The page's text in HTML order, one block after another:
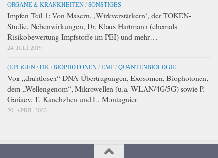
ORGANE & KRANKHEITEN/SONSTIGES
Impfen Teil 1: Von Masern, ‚Wirkverstärkern‘, der TOKEN-
Studie, Nebenwirkungen, Dr. Klaus Hartmann (ehemals
Risikobewertung Impfstoffe im PEI) und mehr…
24. JULI 2019
(EPI-)GENETIK/BIOPHOTONEN/EMF/QUANTENBIOLOGIE
Von „drahtlosen“ DNA-Übertragungen, Exosomen, Biophotonen,
dem „Wellengenom“, Mikrowellen (u.a. WLAN/4G/5G) sowie P.
Gariaev, T. Kanchzhen und L. Montagnier
20. APRIL 2022